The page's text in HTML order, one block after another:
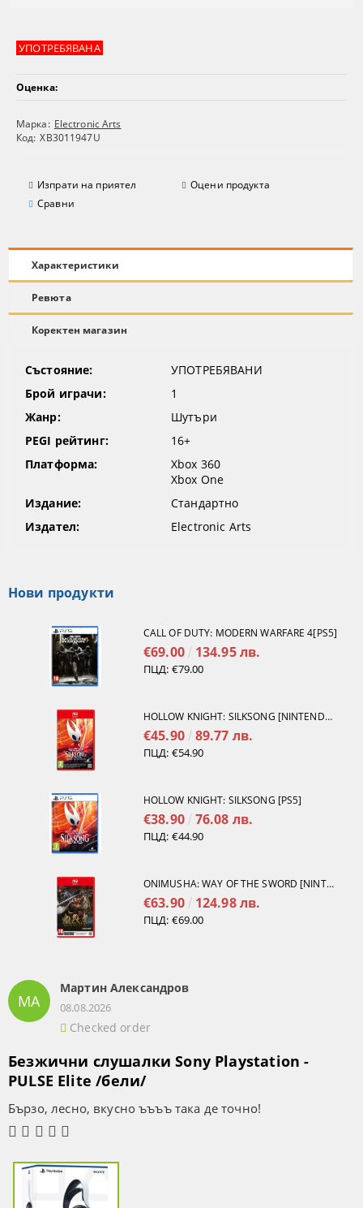
УПОТРЕБЯВАНА
Оценка:
Марка: Electronic Arts
Код: XB3011947U
Изпрати на приятел
Оцени продукта
Сравни
Характеристики
Ревюта
Коректен магазин
Състояние:
УПОТРЕБЯВАНИ
Брой играчи:
1
Жанр:
Шутъри
PEGI рейтинг:
16+
Платформа:
Xbox 360
Xbox One
Издание:
Стандартно
Издател:
Electronic Arts
Нови продукти
CALL OF DUTY: MODERN WARFARE 4[PS5]
€69.00 134.95 лв.
ПЦД: €79.00
HOLLOW KNIGHT: SILKSONG [NINTENDO SWITCH 2]
€45.90 89.77 лв.
ПЦД: €54.90
HOLLOW KNIGHT: SILKSONG [PS5]
€38.90 76.08 лв.
ПЦД: €44.90
ONIMUSHA: WAY OF THE SWORD [NINTENDO SWITCH 2]
€63.90 124.98 лв.
ПЦД: €69.00
МА
Мартин Александров
08.08.2026
Checked order
Безжични слушалки Sony Playstation -
PULSE Elite /бели/
Бързо, лесно, вкусно ъъъъ така де точно!